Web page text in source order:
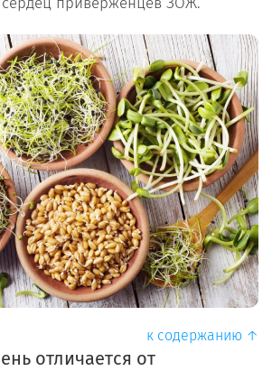
к содержанию ↑
отличается от